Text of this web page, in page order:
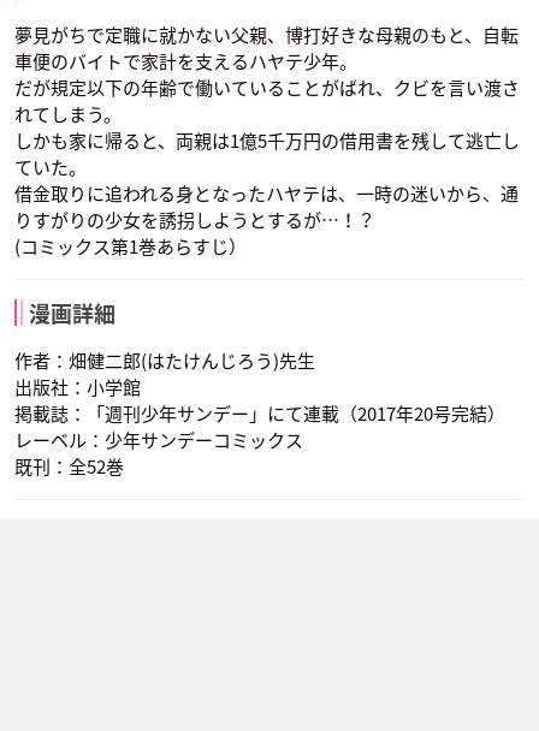
夢見がちで定職に就かない父親、博打好きな母親のもと、自転
車便のバイトで家計を支えるハヤテ少年。
だが規定以下の年齢で働いていることがばれ、クビを言い渡さ
れてしまう。
しかも家に帰ると、両親は1億5千万円の借用書を残して逃亡し
ていた。
借金取りに追われる身となったハヤテは、一時の迷いから、通
りすがりの少女を誘拐しようとするが…！？
(コミックス第1巻あらすじ）
漫画詳細
作者：畑健二郎(はたけんじろう)先生
出版社：小学館
掲載誌：「週刊少年サンデー」にて連載（2017年20号完結）
レーベル：少年サンデーコミックス
既刊：全52巻